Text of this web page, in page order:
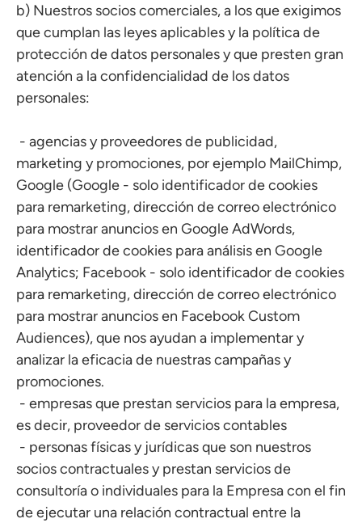
b) Nuestros socios comerciales, a los que exigimos
que cumplan las leyes aplicables y la política de
protección de datos personales y que presten gran
atención a la confidencialidad de los datos
personales:
- agencias y proveedores de publicidad,
marketing y promociones, por ejemplo MailChimp,
Google (Google - solo identificador de cookies
para remarketing, dirección de correo electrónico
para mostrar anuncios en Google AdWords,
identificador de cookies para análisis en Google
Analytics; Facebook - solo identificador de cookies
para remarketing, dirección de correo electrónico
para mostrar anuncios en Facebook Custom
Audiences), que nos ayudan a implementar y
analizar la eficacia de nuestras campañas y
promociones.
- empresas que prestan servicios para la empresa,
es decir, proveedor de servicios contables
- personas físicas y jurídicas que son nuestros
socios contractuales y prestan servicios de
consultoría o individuales para la Empresa con el fin
de ejecutar una relación contractual entre la